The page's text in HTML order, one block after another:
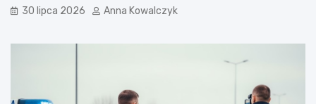
i
30 lipca 2026 Anna Kowalczyk